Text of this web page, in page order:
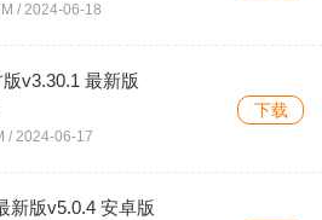
/ 2024-06-18
v3.30.1 最新版
/ 2024-06-17
下载
新版v5.0.4 安卓版